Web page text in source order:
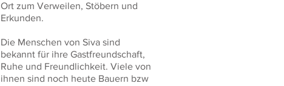
Ort zum Verweilen, Stöbern und
Erkunden.
Die Menschen von Siva sind
bekannt für ihre Gastfreundschaft,
Ruhe und Freundlichkeit. Viele von
ihnen sind noch heute Bauern bzw